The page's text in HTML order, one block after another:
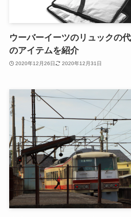
ウーバーイーツのリュックの
のアイテムを紹介
2020年12月26日 2020年12月31日